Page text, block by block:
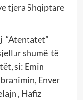
tjera Shqiptare
“Atentatet”
shumë të
si: Emin
Enver
, Hafiz